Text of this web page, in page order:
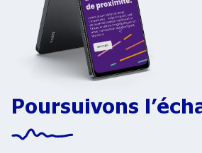
Poursuivons